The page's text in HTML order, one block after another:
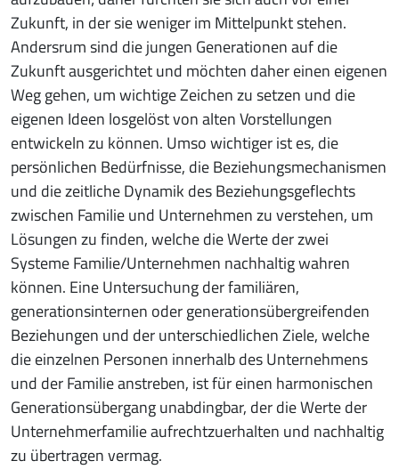
Zukunft, in der sie weniger im Mittelpunkt stehen.
Andersrum sind die jungen Generationen auf die
Zukunft ausgerichtet und möchten daher einen eigenen
Weg gehen, um wichtige Zeichen zu setzen und die
eigenen Ideen losgelöst von alten Vorstellungen
entwickeln zu können. Umso wichtiger ist es, die
persönlichen Bedürfnisse, die Beziehungsmechanismen
und die zeitliche Dynamik des Beziehungsgeflechts
zwischen Familie und Unternehmen zu verstehen, um
Lösungen zu finden, welche die Werte der zwei
Systeme Familie/Unternehmen nachhaltig wahren
können. Eine Untersuchung der familiären,
generationsinternen oder generationsübergreifenden
Beziehungen und der unterschiedlichen Ziele, welche
die einzelnen Personen innerhalb des Unternehmens
und der Familie anstreben, ist für einen harmonischen
Generationsübergang unabdingbar, der die Werte der
Unternehmerfamilie aufrechtzuerhalten und nachhaltig
zu übertragen vermag.